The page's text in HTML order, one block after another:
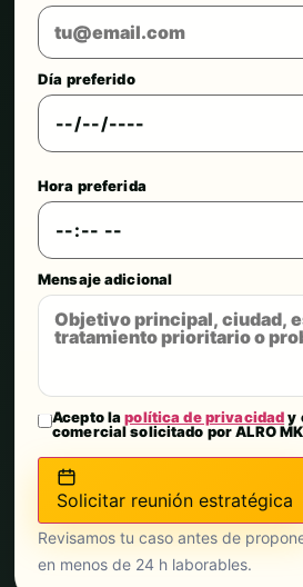
Día preferido
Hora preferida
Mensaje adicional
Acepto lapolítica de privacidady
comercial solicitado por ALRO
Solicitar reunión estratégica
Revisamos tu caso antes de
en menos de 24 h laborables.